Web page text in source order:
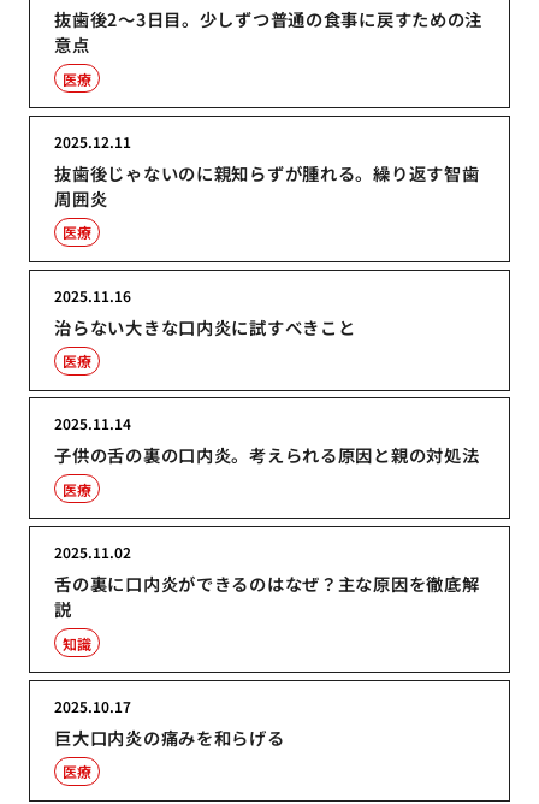
抜歯後2〜3日目。少しずつ普通の食事に戻すための注
意点
医療
抜歯後じゃないのに親知らずが腫れる。繰り返す智歯
周囲炎
2025.12.11
医療
治らない大きな口内炎に試すべきこと
2025.11.16
医療
子供の舌の裏の口内炎。考えられる原因と親の対処法
2025.11.14
医療
舌の裏に口内炎ができるのはなぜ？主な原因を徹底解
説
2025.11.02
知識
巨大口内炎の痛みを和らげる
2025.10.17
医療